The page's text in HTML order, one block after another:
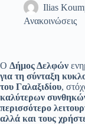
Ilias
Ανακοινώσεις
Ο Δήμος Δελφών
για τη σύνταξη
του Γαλαξιδίου,
καλύτερων
περισσότερο
αλλά και τους